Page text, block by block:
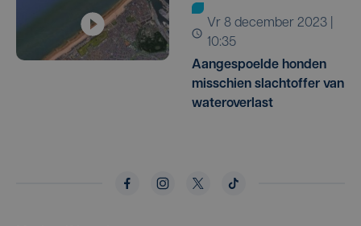
vr 8 december 2023 |
10:35
Aangespoelde honden
misschien slachtoffer van
wateroverlast